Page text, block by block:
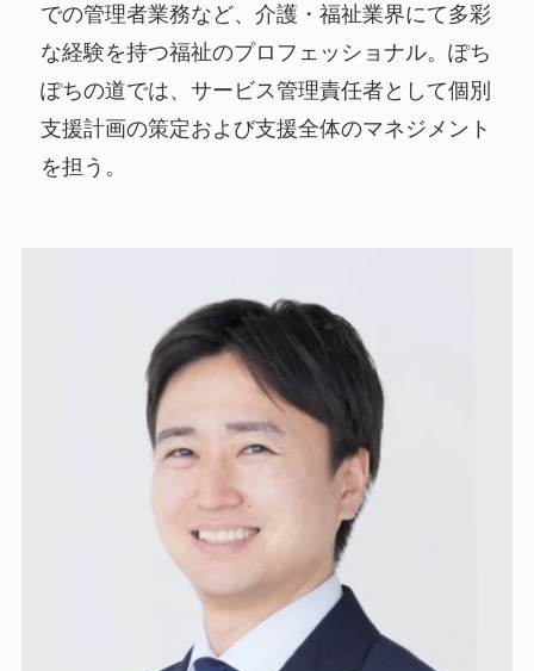
での管理者業務など、介護・福祉業界にて多彩
な経験を持つ福祉のプロフェッショナル。ぽち
ぽちの道では、サービス管理責任者として個別
支援計画の策定および支援全体のマネジメント
を担う。